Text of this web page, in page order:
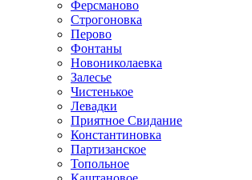
Ферсманово
Строгоновка
Перово
Фонтаны
Новониколаевка
Залесье
Чистенькое
Левадки
Приятное Свидание
Константиновка
Партизанское
Топольное